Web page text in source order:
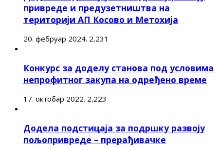
привреде и предузетништва на
територији АП Косово и Метохија
20. фебруар 2024. 2,231
Конкурс за доделу станова под условима
непрофитног закупа на одређено време
17. октобар 2022. 2,223
Додела подстицаја за подршку развоју
пољопривреде – прерађивачке